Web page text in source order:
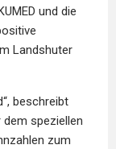
und die
Landshuter
beschreibt
speziellen
zum